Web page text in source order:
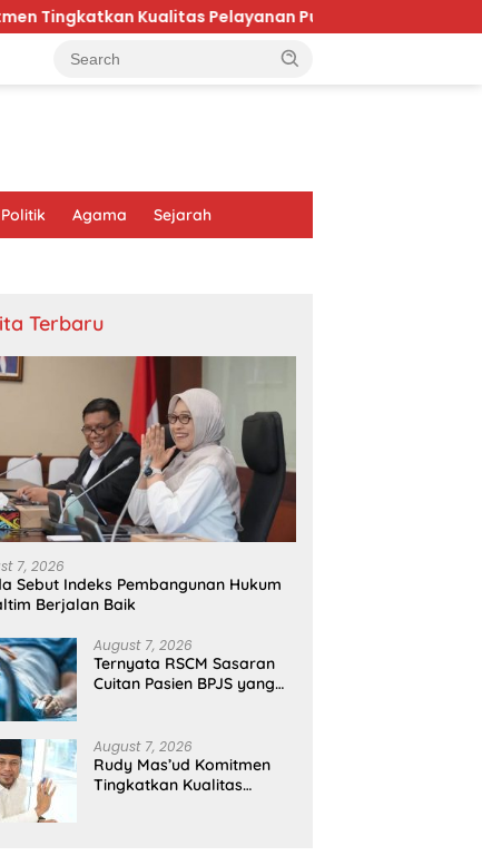
Pelayanan Publik di Kaltim
Politik Agama Sejarah
Terbaru
7, 2026
Sebut Indeks Pembangunan Hukum
Berjalan Baik
August 7, 2026
Ternyata RSCM Sasaran
Cuitan Pasien BPJS yang
August 7, 2026
Rudy Mas’ud Komitmen
Tingkatkan Kualitas